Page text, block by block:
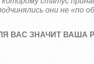
они не «по
ВАС ЗНАЧИТ ВАША